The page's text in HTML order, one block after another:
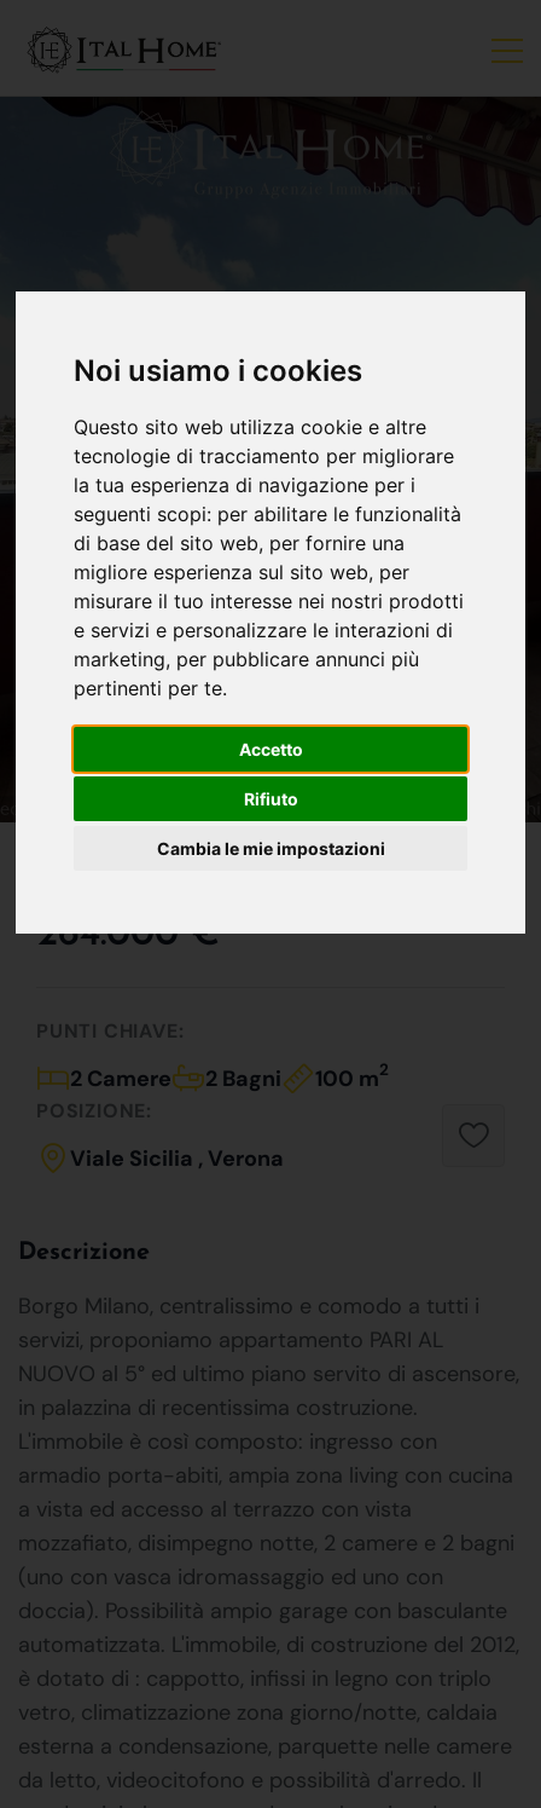
Noi usiamo i cookies
Questo sito web utilizza cookie e altre
tecnologie di tracciamento per migliorare
la tua esperienza di navigazione per i
seguenti scopi: per abilitare le funzionalità
di base del sito web, per fornire una
migliore esperienza sul sito web, per
misurare il tuo interesse nei nostri prodotti
e servizi e personalizzare le interazioni di
marketing, per pubblicare annunci più
pertinenti per te.
Accetto
Rifiuto
Cambia le mie impostazioni
VENDUTO
264.000 €
PUNTI CHIAVE:
2 Camere 2 Bagni 100 m2
POSIZIONE:
Viale Sicilia , Verona
Descrizione
Borgo Milano, centralissimo e comodo a tutti i
servizi, proponiamo appartamento PARI AL
NUOVO al 5° ed ultimo piano servito di ascensore,
in palazzina di recentissima costruzione.
L'immobile è così composto: ingresso con
armadio porta-abiti, ampia zona living con cucina
a vista ed accesso al terrazzo con vista
mozzafiato, disimpegno notte, 2 camere e 2 bagni
(uno con vasca idromassaggio ed uno con
doccia). Possibilità ampio garage con basculante
automatizzata. L'immobile, di costruzione del 2012,
è dotato di : cappotto, infissi in legno con triplo
vetro, climatizzazione zona giorno/notte, caldaia
esterna a condensazione, parquette nelle camere
da letto, videocitofono e possibilità d'arredo. Il